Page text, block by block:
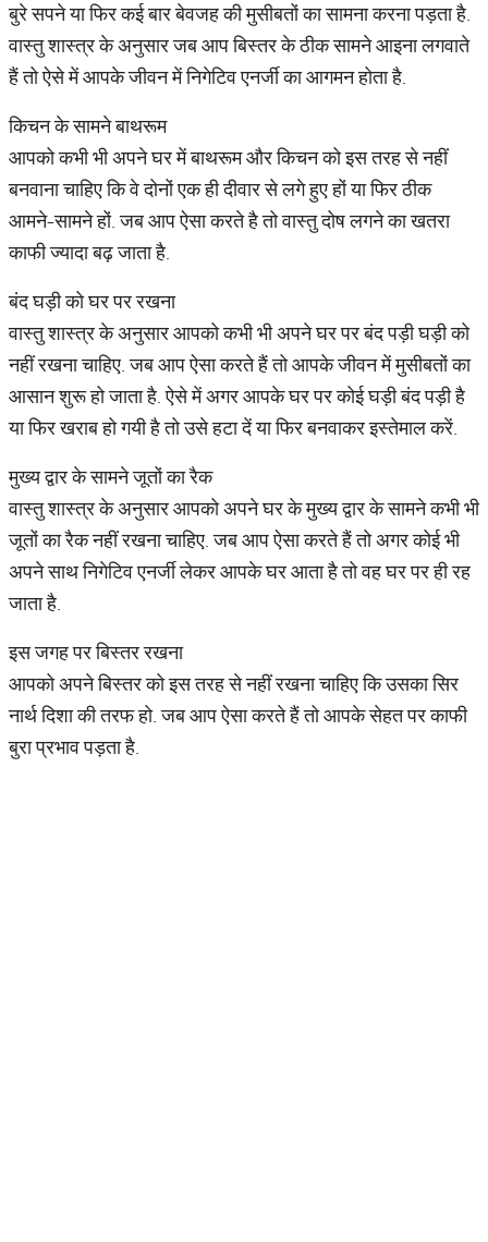
बुरे सपने या फिर कई बार बेवजह की मुसीबतों का सामना करना पड़ता है.
वास्तु शास्त्र के अनुसार जब आप बिस्तर के ठीक सामने आइना लगवाते
हैं तो ऐसे में आपके जीवन में निगेटिव एनर्जी का आगमन होता है.
किचन के सामने बाथरूम
आपको कभी भी अपने घर में बाथरूम और किचन को इस तरह से नहीं
बनवाना चाहिए कि वे दोनों एक ही दीवार से लगे हुए हों या फिर ठीक
आमने-सामने हों. जब आप ऐसा करते है तो वास्तु दोष लगने का खतरा
काफी ज्यादा बढ़ जाता है.
बंद घड़ी को घर पर रखना
वास्तु शास्त्र के अनुसार आपको कभी भी अपने घर पर बंद पड़ी घड़ी को
नहीं रखना चाहिए. जब आप ऐसा करते हैं तो आपके जीवन में मुसीबतों का
आसान शुरू हो जाता है. ऐसे में अगर आपके घर पर कोई घड़ी बंद पड़ी है
या फिर खराब हो गयी है तो उसे हटा दें या फिर बनवाकर इस्तेमाल करें.
मुख्य द्वार के सामने जूतों का रैक
वास्तु शास्त्र के अनुसार आपको अपने घर के मुख्य द्वार के सामने कभी भी
जूतों का रैक नहीं रखना चाहिए. जब आप ऐसा करते हैं तो अगर कोई भी
अपने साथ निगेटिव एनर्जी लेकर आपके घर आता है तो वह घर पर ही रह
जाता है.
इस जगह पर बिस्तर रखना
आपको अपने बिस्तर को इस तरह से नहीं रखना चाहिए कि उसका सिर
नार्थ दिशा की तरफ हो. जब आप ऐसा करते हैं तो आपके सेहत पर काफी
बुरा प्रभाव पड़ता है.